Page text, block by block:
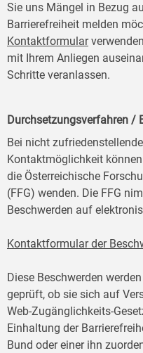
Sie uns Mängel in Bezug
Barrierefreiheit melden
Kontaktformular
mit Ihrem Anliegen
Schritte veranlassen.
Durchsetzungsverfahren /
Bei nicht
Kontaktmöglichkeit
die Österreichische
(FFG) wenden. Die FFG
Beschwerden auf
Kontaktformular der
Diese Beschwerden
geprüft, ob sie sich auf
Web-Zugänglichkeits-
Einhaltung der
Bund oder einer ihn